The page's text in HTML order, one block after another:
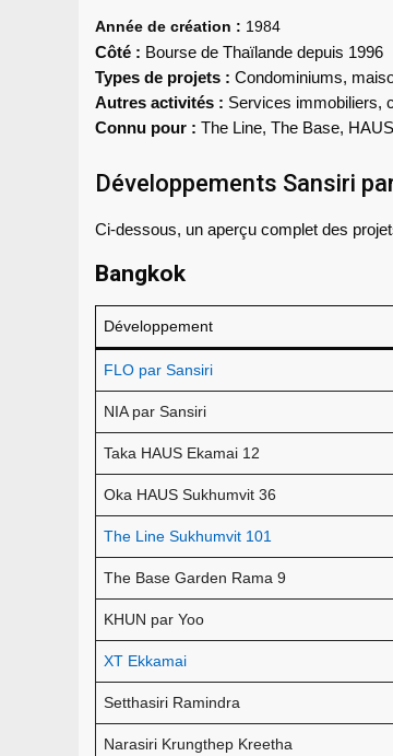
Année de création : 1984
Côté : Bourse de Thaïlande depuis 1996
Types de projets : Condominiums,
Autres activités : Services immobiliers,
Connu pour : The Line, The Base,
Développements Sansiri
Ci-dessous, un aperçu complet des
Bangkok
Développement
FLO par Sansiri
NIA par Sansiri
Taka HAUS Ekamai 12
Oka HAUS Sukhumvit 36
The Line Sukhumvit 101
The Base Garden Rama 9
KHUN par Yoo
XT Ekkamai
Setthasiri Ramindra
Narasiri Krungthep Kreetha